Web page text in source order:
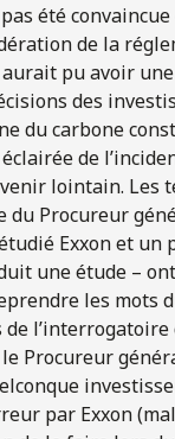
pas été
de la
aurait pu avoir
des
du carbone
de
lointain. Les
du Procureur
Exxon et un
une étude –
les mots
Procureur
par Exxon